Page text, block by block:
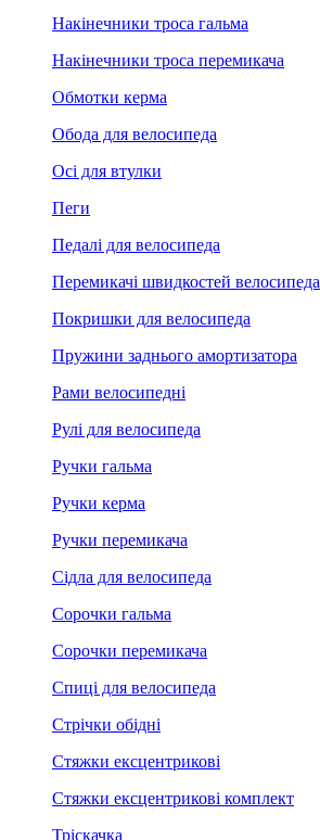
Накінечники троса гальма
Накінечники троса перемикача
Обмотки керма
Обода для велосипеда
Осі для втулки
Пеги
Педалі для велосипеда
Перемикачі швидкостей велосипеда
Покришки для велосипеда
Пружини заднього амортизатора
Рами велосипедні
Рулі для велосипеда
Ручки гальма
Ручки керма
Ручки перемикача
Сідла для велосипеда
Сорочки гальма
Сорочки перемикача
Спиці для велосипеда
Стрічки обідні
Стяжки ексцентрикові
Стяжки ексцентрикові комплект
Тріскачка